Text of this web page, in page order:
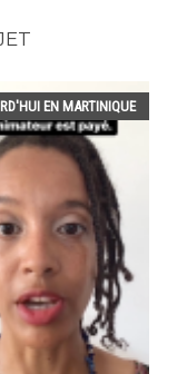
EN MARTINIQUE